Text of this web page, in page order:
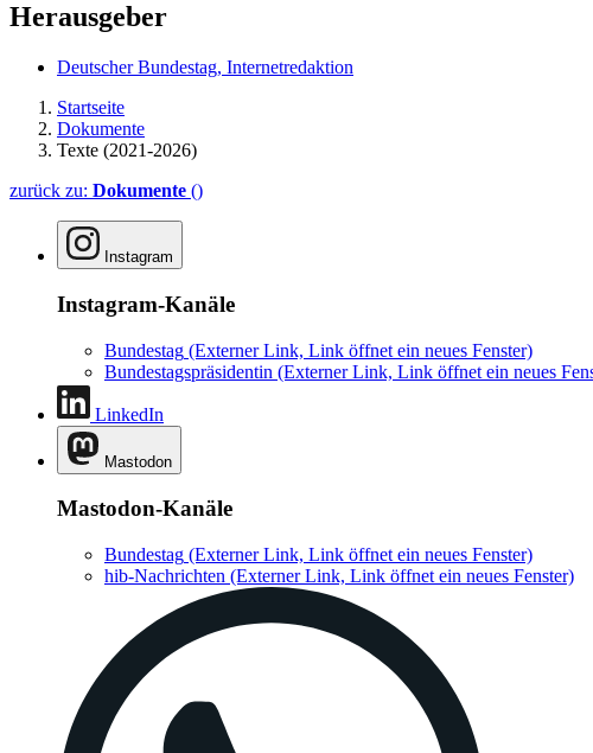
Herausgeber
Deutscher Bundestag, Internetredaktion
Startseite
Dokumente
Texte (2021-2026)
zurück zu: Dokumente ()
Instagram
Instagram-Kanäle
Bundestag (Externer Link, Link öffnet ein neues Fenster)
Bundestagspräsidentin (Externer Link, Link öffnet ein neues
LinkedIn
Mastodon
Mastodon-Kanäle
Bundestag (Externer Link, Link öffnet ein neues Fenster)
hib-Nachrichten (Externer Link, Link öffnet ein neues Fenster)